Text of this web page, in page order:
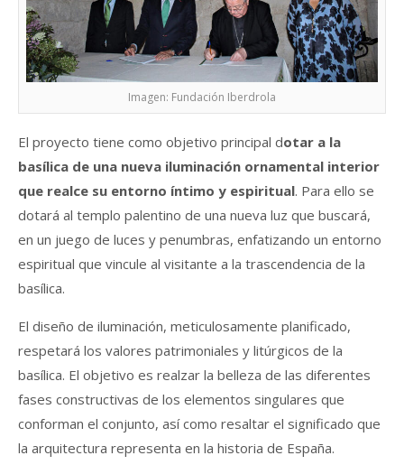
Imagen: Fundación Iberdrola
El proyecto tiene como objetivo principal dotar a la
basílica de una nueva iluminación ornamental interior
que realce su entorno íntimo y espiritual. Para ello se
dotará al templo palentino de una nueva luz que buscará,
en un juego de luces y penumbras, enfatizando un entorno
espiritual que vincule al visitante a la trascendencia de la
basílica.
El diseño de iluminación, meticulosamente planificado,
respetará los valores patrimoniales y litúrgicos de la
basílica. El objetivo es realzar la belleza de las diferentes
fases constructivas de los elementos singulares que
conforman el conjunto, así como resaltar el significado que
la arquitectura representa en la historia de España.